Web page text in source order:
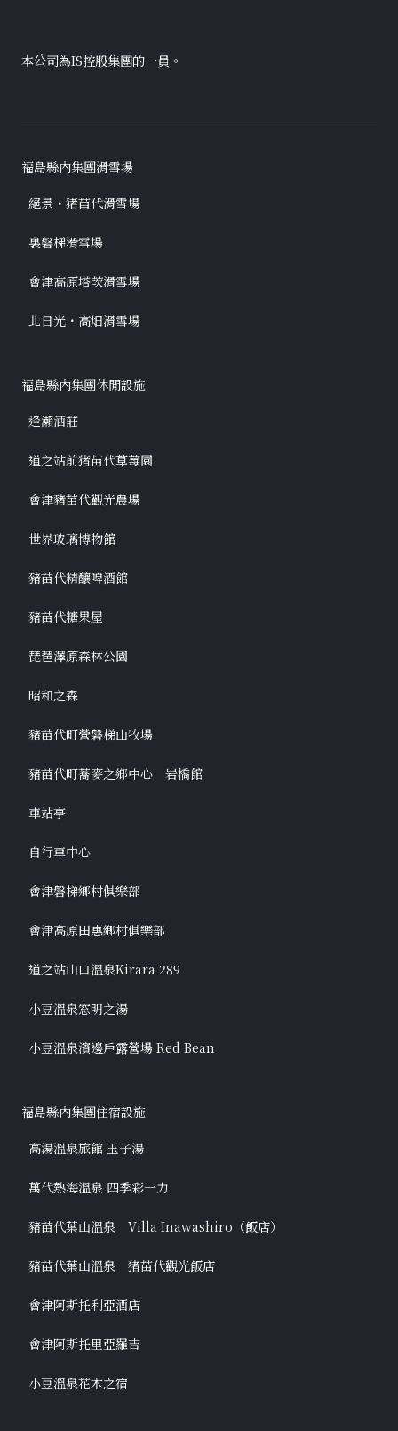
本公司為IS控股集團的一員。
福島縣內集團滑雪場
絕景・猪苗代滑雪場
裏磐梯滑雪場
會津高原塔茨滑雪場
北日光・高畑滑雪場
福島縣內集團休閒設施
逢瀨酒莊
道之站前猪苗代草莓園
會津豬苗代觀光農場
世界玻璃博物館
豬苗代精釀啤酒館
豬苗代糖果屋
琵琶澤原森林公園
昭和之森
豬苗代町營磐梯山牧場
豬苗代町蕎麥之鄉中心 岩橋館
車站亭
自行車中心
會津磐梯鄉村俱樂部
會津高原田惠鄉村俱樂部
道之站山口溫泉Kirara 289
小豆溫泉窓明之湯
小豆溫泉濱邊戶露營場 Red Bean
福島縣內集團住宿設施
高湯溫泉旅館 玉子湯
萬代熱海溫泉 四季彩一力
豬苗代葉山溫泉 Villa Inawashiro（飯店）
豬苗代葉山溫泉 猪苗代觀光飯店
會津阿斯托利亞酒店
會津阿斯托里亞羅吉
小豆溫泉花木之宿